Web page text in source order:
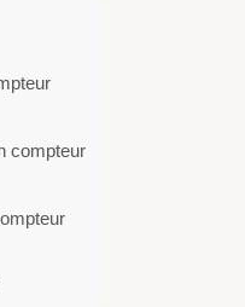
compteur